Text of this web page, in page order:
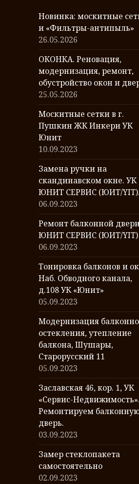
я
а
б
о
т
Новинка: москитные
и «Фильтры-антипыль»
26.05.2026
ОКОНКА. Реновация,
модернизация, ремонт,
обустройство окон и
25.05.2026
Москитные сетки в г.
Пушкин ЖК Инкери УК
Юнит
10.09.2023
Замена ручки на
скандинавском окне. УК
ЮНИТ СЕРВИС (ЮИТ/YIT).
06.09.2023
Ремонт балконной
ЮНИТ СЕРВИС (ЮИТ/YIT)
06.09.2023
Тонировка балконов и
Наб. Обводного канала,
д.108 УК «Юнит»
05.09.2023
Модернизация
остекления, утепление
балкона, Шушары,
Старорусский 11
05.09.2023
Заславская 46, кор. 1, УК
«Сервис-Недвижимость».
Ремонтируем
дверь.
03.09.2023
Замер стеклопакета
самостоятельно
02.09.2023